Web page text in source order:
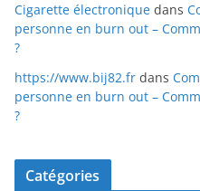
Cigarette électronique dans
personne en burn out –
?
https://www.bij82.fr dans
personne en burn out –
?
Catégories